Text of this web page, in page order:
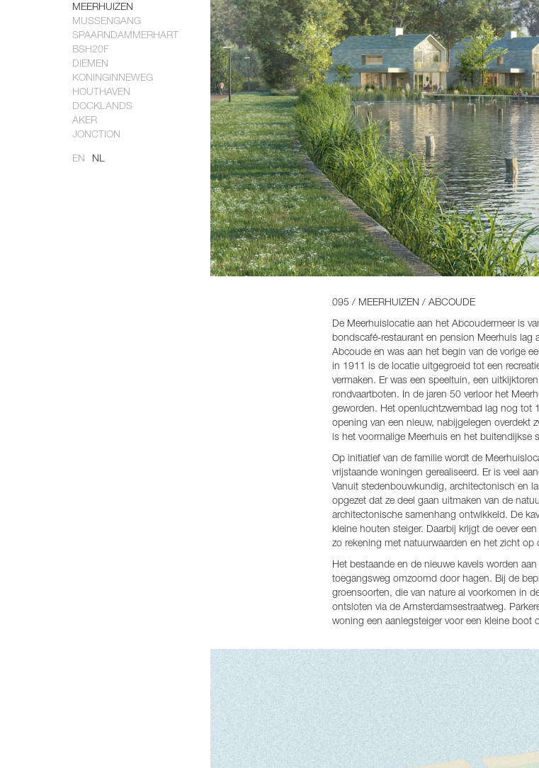
MEERHUIZEN
MUSSENGANG
SPAARNDAMMERHART
BSH20F
DIEMEN
KONINGINNEWEG
HOUTHAVEN
DOCKLANDS
AKER
JONCTION
EN NL
095 / MEERHUIZEN / ABCOUDE
De Meerhuislocatie aan het Abcoudermeer is
bondscafé-restaurant en pension Meerhuis lag
Abcoude en was aan het begin van de vorige
in 1911 is de locatie uitgegroeid tot een
vermaken. Er was een speeltuin, een
rondvaartboten. In de jaren 50 verloor het
geworden. Het openluchtzwembad lag nog tot
opening van een nieuw, nabijgelegen overdekt
is het voormalige Meerhuis en het buitendijkse
Op initiatief van de familie wordt de
vrijstaande woningen gerealiseerd. Er is veel
Vanuit stedenbouwkundig, architectonisch en
opgezet dat ze deel gaan uitmaken van de
architectonische samenhang ontwikkeld. De
kleine houten steiger. Daarbij krijgt de oever
zo rekening met natuurwaarden en het zicht op
Het bestaande en de nieuwe kavels worden
toegangsweg omzoomd door hagen. Bij de
groensoorten, die van nature al voorkomen in
ontsloten via de Amsterdamsestraatweg.
woning een aanlegsteiger voor een kleine boot